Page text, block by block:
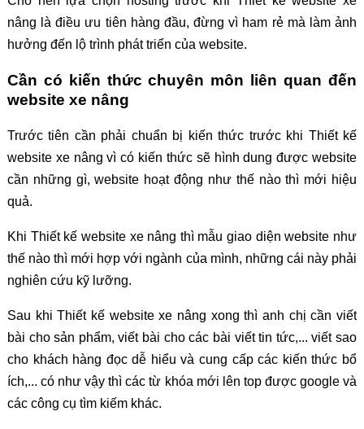
nâng là điều ưu tiên hàng đầu, đừng vì ham rẻ mà làm ảnh
hưởng đến lộ trình phát triển của website.
Cần có kiến thức chuyên môn liên quan đến
website xe nâng
Trước tiên cần phải chuẩn bị kiến thức trước khi Thiết kế
website xe nâng vì có kiến thức sẽ hình dung được website
cần những gì, website hoạt động như thế nào thì mới hiệu
quả.
Khi Thiết kế website xe nâng thì mẫu giao diện website như
thế nào thì mới hợp với ngành của mình, những cái này phải
nghiên cứu kỹ lưỡng.
Sau khi Thiết kế website xe nâng xong thì anh chị cần viết
bài cho sản phẩm, viết bài cho các bài viết tin tức,... viết sao
cho khách hàng đọc dễ hiểu và cung cấp các kiến thức bổ
ích,... có như vậy thì các từ khóa mới lên top được google và
các công cụ tìm kiếm khác.